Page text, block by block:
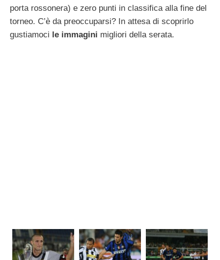
porta rossonera) e zero punti in classifica alla fine del
torneo. C’è da preoccuparsi? In attesa di scoprirlo
gustiamoci le immagini migliori della serata.